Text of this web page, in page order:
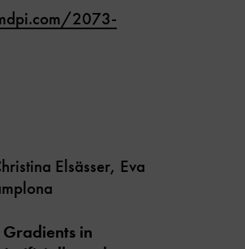
2073-
Elsässer, Eva
in